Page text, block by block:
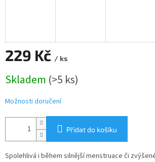
229 Kč / ks
cena:
Skladem (>5 ks)
Možnosti doručení
Přidat do košíku
Spolehlivá i během silnější menstruace či